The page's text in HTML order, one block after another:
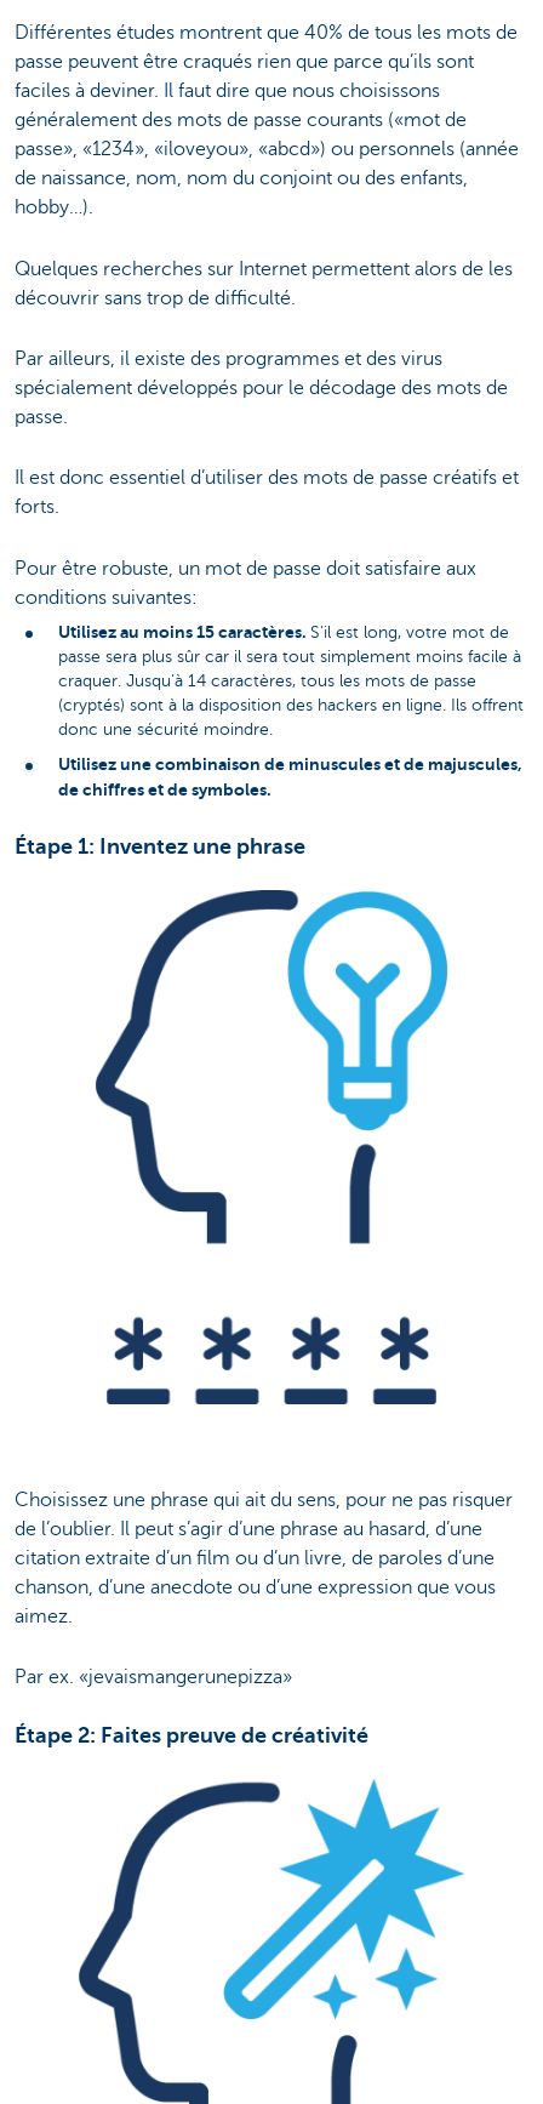
Différentes études montrent que 40% de tous les mots de
passe peuvent être craqués rien que parce qu’ils sont
faciles à deviner. Il faut dire que nous choisissons
généralement des mots de passe courants («mot de
passe», «1234», «iloveyou», «abcd») ou personnels (année
de naissance, nom, nom du conjoint ou des enfants,
hobby…).
Quelques recherches sur Internet permettent alors de les
découvrir sans trop de difficulté.
Par ailleurs, il existe des programmes et des virus
spécialement développés pour le décodage des mots de
passe.
Il est donc essentiel d’utiliser des mots de passe créatifs et
forts.
Pour être robuste, un mot de passe doit satisfaire aux
conditions suivantes:
Utilisez au moins 15 caractères. S’il est long, votre mot de
passe sera plus sûr car il sera tout simplement moins facile à
craquer. Jusqu’à 14 caractères, tous les mots de passe
(cryptés) sont à la disposition des hackers en ligne. Ils offrent
donc une sécurité moindre.
Utilisez une combinaison de minuscules et de majuscules,
de chiffres et de symboles.
Étape 1: Inventez une phrase
Choisissez une phrase qui ait du sens, pour ne pas risquer
de l’oublier. Il peut s’agir d’une phrase au hasard, d’une
citation extraite d’un film ou d’un livre, de paroles d’une
chanson, d’une anecdote ou d’une expression que vous
aimez.
Par ex. «jevaismangerunepizza»
Étape 2: Faites preuve de créativité